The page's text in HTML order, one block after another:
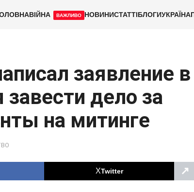
ВІЙНА ВАЖЛИВО НОВИНИСТАТТІБЛОГИУКРАЇНА
заявление в
дело за
на митинге
Twitter ↗